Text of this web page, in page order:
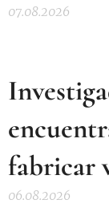
07.08.2026
fabricar
06.08.2026